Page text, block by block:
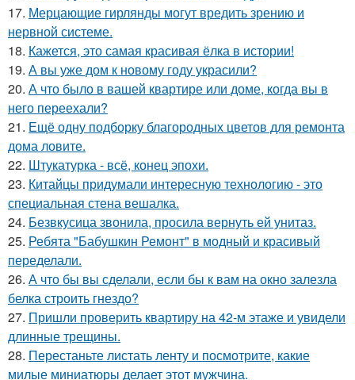
17. Мерцающие гирлянды могут вредить зрению и
нервной системе.
18. Кажется, это самая красивая ёлка в истории!
19. А вы уже дом к новому году украсили?
20. А что было в вашей квартире или доме, когда вы в
него переехали?
21. Ещё одну подборку благородных цветов для ремонта
дома ловите.
22. Штукатурка - всё, конец эпохи.
23. Китайцы придумали интересную технологию - это
специальная стена вешалка.
24. Безвкусица звонила, просила вернуть ей унитаз.
25. Ребята "Бабушкин Ремонт" в модный и красивый
переделали.
26. А что бы вы сделали, если бы к вам на окно залезла
белка строить гнездо?
27. Пришли проверить квартиру на 42-м этаже и увидели
длинные трещины.
28. Перестаньте листать ленту и посмотрите, какие
милые миниатюры делает этот мужчина.